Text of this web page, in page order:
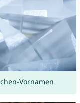
Vornamen